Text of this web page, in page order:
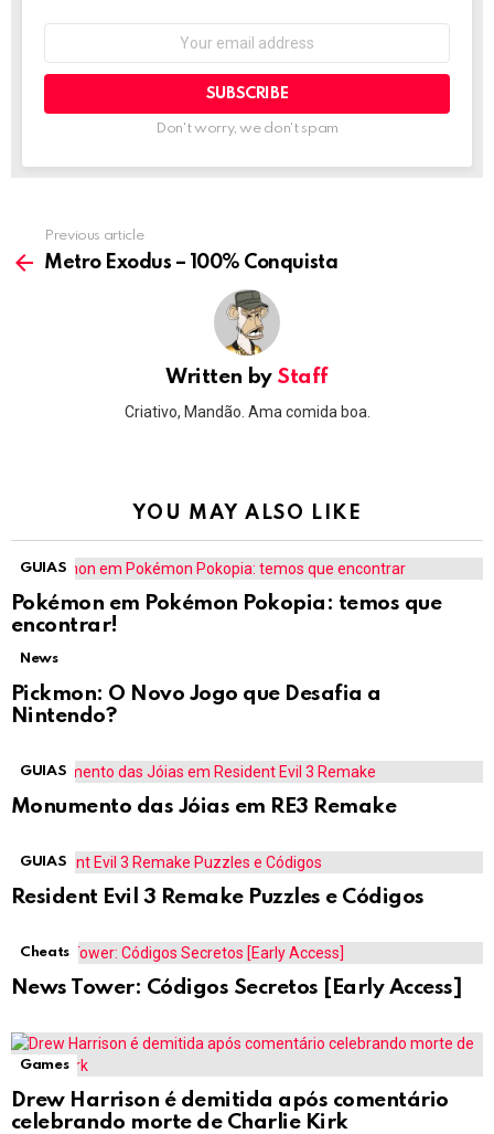
Don't worry, we don't spam
more
Previous article
Metro Exodus – 100% Conquista
Written by Staff
Criativo, Mandão. Ama comida boa.
YOU MAY ALSO LIKE
GUIAS
Pokémon em Pokémon Pokopia: temos que
encontrar!
News
Pickmon: O Novo Jogo que Desafia a
Nintendo?
GUIAS
Monumento das Jóias em RE3 Remake
GUIAS
Resident Evil 3 Remake Puzzles e Códigos
Cheats
News Tower: Códigos Secretos [Early Access]
Games
Drew Harrison é demitida após comentário
celebrando morte de Charlie Kirk